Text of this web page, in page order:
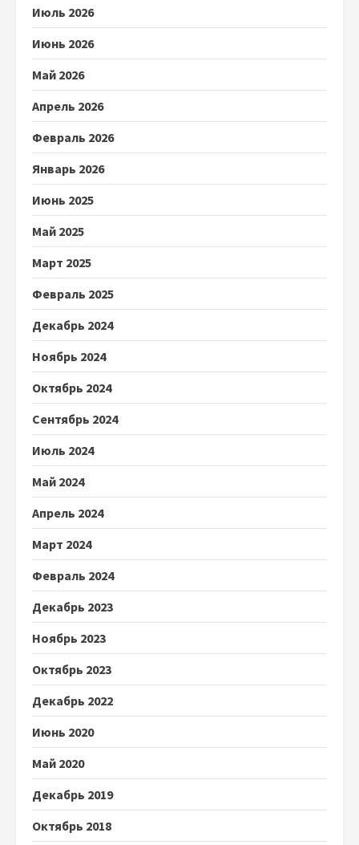
Июль 2026
Июнь 2026
Май 2026
Апрель 2026
Февраль 2026
Январь 2026
Июнь 2025
Май 2025
Март 2025
Февраль 2025
Декабрь 2024
Ноябрь 2024
Октябрь 2024
Сентябрь 2024
Июль 2024
Май 2024
Апрель 2024
Март 2024
Февраль 2024
Декабрь 2023
Ноябрь 2023
Октябрь 2023
Декабрь 2022
Июнь 2020
Май 2020
Декабрь 2019
Октябрь 2018